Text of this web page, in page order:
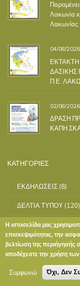
Λακωνία
Λακωνίας
04/08/2026
Π.Ε.
02/08/2026
ΔΡΑΣΗ
ΚΑΠΗ
ΚΑΤΗΓΟΡΙΕΣ
ΕΚΔΗΛΩΣΕΙΣ (8)
ΔΕΛΤΙΑ ΤΥΠΟΥ (120)
ΑΝΑΚΟΙΝΩΣΕΙΣ
ΕΝΗΜΕΡΩΣΗ(28)
Η ιστοσελίδα μας
επισκεψιμότητας, την
βελτίωση της
αποδέχεστε την χρήση
Συμφωνώ Όχι, Δεν